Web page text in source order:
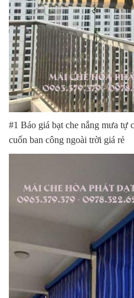
#1 Báo giá bạt che nắng mưa
cuốn ban công ngoài trời giá rẻ